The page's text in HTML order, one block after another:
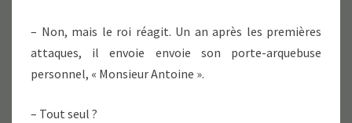
– Non, mais le roi réagit. Un an après les premières
attaques, il envoie envoie son porte-arquebuse
personnel, « Monsieur Antoine ».
– Tout seul ?